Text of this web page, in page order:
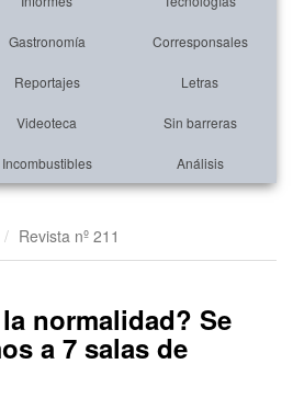
Gastronomía Corresponsales
Reportajes Letras
Videoteca Sin barreras
Incombustibles Análisis
Revista nº 211
normalidad? Se
a 7 salas de